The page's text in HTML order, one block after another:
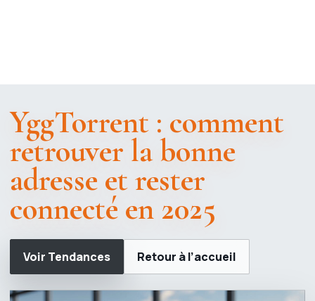
YggTorrent : comment
retrouver la bonne
adresse et rester
connecté en 2025
Voir Tendances Retour à l’accueil